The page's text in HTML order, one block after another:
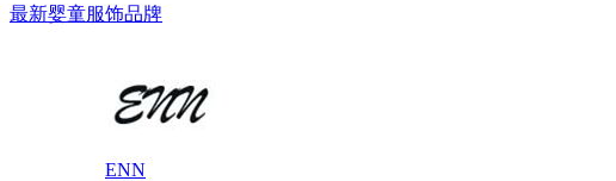
最新婴童服饰品牌
ENN